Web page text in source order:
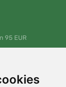
95 EUR
binnen 90